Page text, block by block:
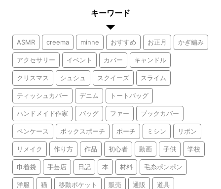
キーワード
ASMR creema minne おすすめ お正月 かぎ編み
アクセサリー イベント カバー キャンドル
クリスマス シュシュ スクイーズ スライム
ティッシュカバー デニム トートバッグ
ハンドメイド作家 バッグ ファー ブックカバー
ペンケース ボックスポーチ ポーチ ミシン リボン
リメイク 作り方 作品 初心者 動画 子供 学校
巾着袋 手芸店 日記 本 材料 毛糸ポンポン
洋服 猫 移動ポケット 販売 通販 道具